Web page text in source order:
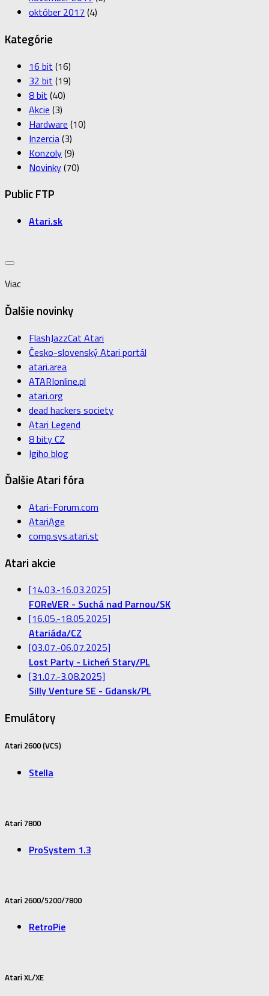
október 2017 (4)
Kategórie
16 bit (16)
32 bit (19)
8 bit (40)
Akcie (3)
Hardware (10)
Inzercia(3)
Konzoly(9)
Novinky(70)
Public FTP
Atari.sk
Viac
Ďalšie novinky
FlashJazzCat Atari
Česko-slovenský Atari portál
atari.area
ATARIonline.pl
atari.org
dead hackers society
Atari Legend
8 bity CZ
Igiho blog
Ďalšie Atari fóra
Atari-Forum.com
AtariAge
comp.sys.atari.st
Atari akcie
[14.03.-16.03.2025]
FOReVER - Suchá nad Parnou/SK
[16.05.-18.05.2025]
Atariáda/CZ
[03.07.-06.07.2025]
Lost Party - Licheń Stary/PL
[31.07.-3.08.2025]
Silly Venture SE - Gdansk/PL
Emulátory
Atari 2600 (VCS)
Stella
Atari 7800
ProSystem 1.3
Atari 2600/5200/7800
RetroPie
Atari XL/XE